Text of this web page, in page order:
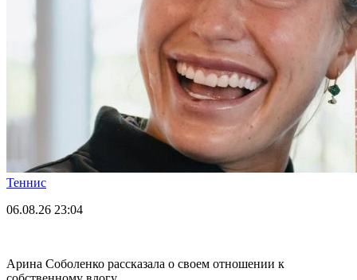
Теннис
06.08.26 23:04
Арина Соболенко рассказала о своем отношении к